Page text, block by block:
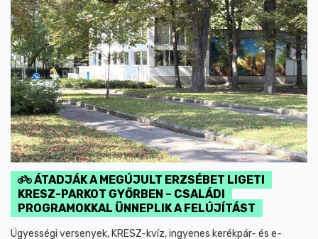
ÁTADJÁK A MEGÚJULT ERZSÉBET LIGETI
KRESZ-PARKOT GYŐRBEN – CSALÁDI
PROGRAMOKKAL ÜNNEPLIK A FELÚJÍTÁST
Ügyességi versenyek, KRESZ-kvíz, ingyenes kerékpár- és e-